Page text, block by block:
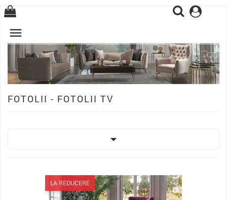

FOTOLII - FOTOLII TV

LA REDUCERE